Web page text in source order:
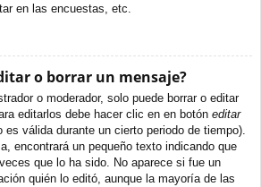
en las encuestas, etc.
o borrar un mensaje?
o moderador, solo puede borrar o editar
editarlos debe hacer clic en en botón editar
válida durante un cierto periodo de tiempo).
encontrará un pequeño texto indicando que
que lo ha sido. No aparece si fue un
quién lo editó, aunque la mayoría de las